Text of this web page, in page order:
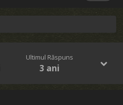
Ultimul Răspuns
3 ani